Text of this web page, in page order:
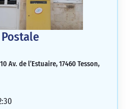
10 Av. de l’Estuaire, 17460 Tesson,